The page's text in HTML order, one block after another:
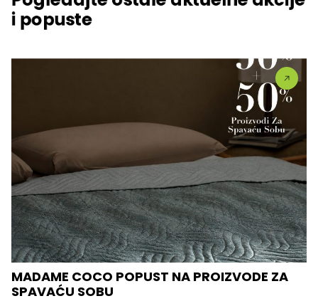
i popuste
MADAME COCO POPUST NA PROIZVODE ZA
SPAVAĆU SOBU